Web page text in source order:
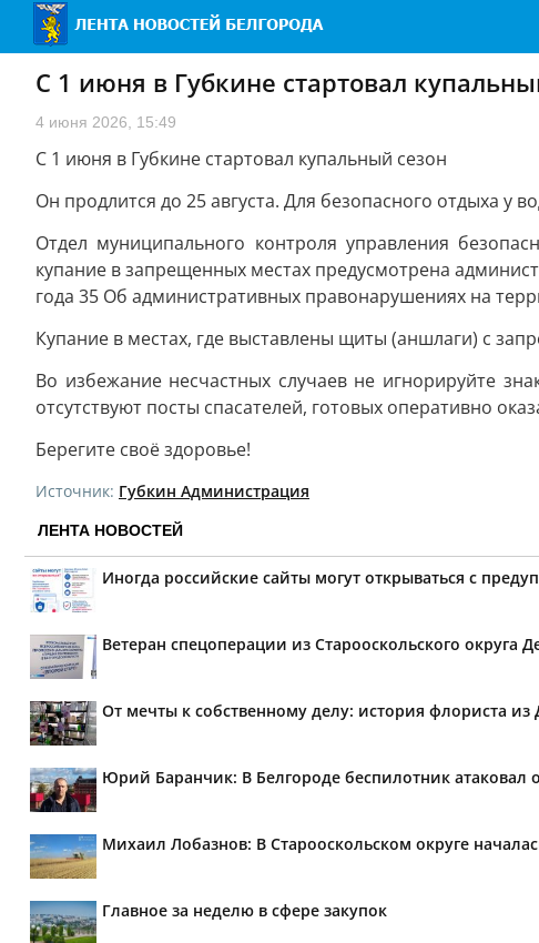
С 1 июня в Губкине стартовал
4 июня 2026, 15:49
С 1 июня в Губкине стартовал купальный сезон
Он продлится до 25 августа. Для безопасного отдыха у
Отдел муниципального контроля управления
купание в запрещенных местах предусмотрена
года 35 Об административных правонарушениях на
Купание в местах, где выставлены щиты (аншлаги) с
Во избежание несчастных случаев не игнорируйте
отсутствуют посты спасателей, готовых оперативно
Берегите своё здоровье!
Источник: Губкин Администрация
ЛЕНТА НОВОСТЕЙ
Иногда российские сайты могут открываться с
Ветеран спецоперации из Старооскольского
От мечты к собственному делу: история флориста
Юрий Баранчик: В Белгороде беспилотник атаковал
Михаил Лобазнов: В Старооскольском округе
Главное за неделю в сфере закупок